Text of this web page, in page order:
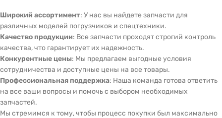
Широкий ассортимент: У нас вы найдете запчасти для
различных моделей погрузчиков и спецтехники.
Качество продукции: Все запчасти проходят строгий контроль
качества, что гарантирует их надежность.
Конкурентные цены: Мы предлагаем выгодные условия
сотрудничества и доступные цены на все товары.
Профессиональная поддержка: Наша команда готова ответить
на все ваши вопросы и помочь с выбором необходимых
запчастей.
Мы стремимся к тому, чтобы процесс покупки был максимально